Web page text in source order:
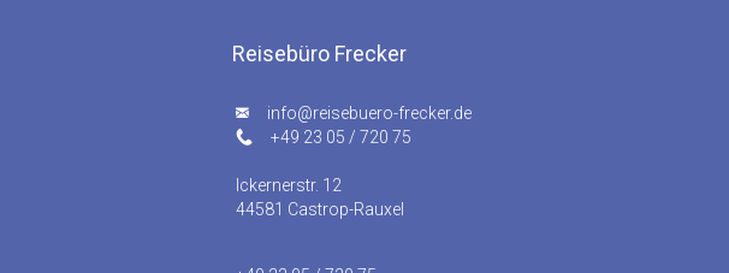
Reisebüro Frecker
info@reisebuero-frecker.de
+49 23 05 / 720 75
Ickernerstr. 12
44581 Castrop-Rauxel